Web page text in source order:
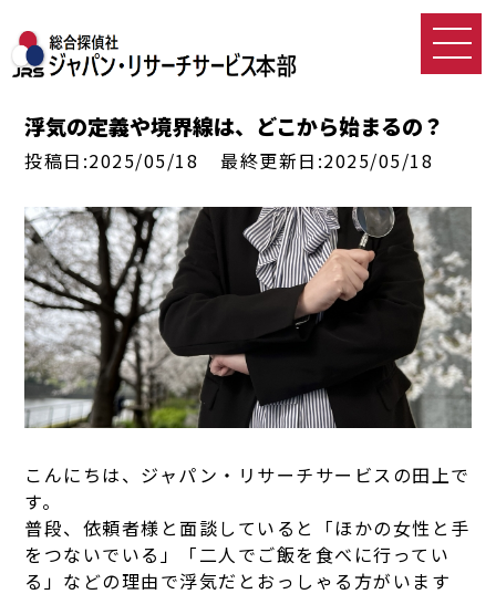
浮気の定義や境界線は、どこから始まるの？
投稿日:2025/05/18 最終更新日:2025/05/18
こんにちは、ジャパン・リサーチサービスの田上で
す。
普段、依頼者様と面談していると「ほかの女性と手
をつないでいる」「二人でご飯を食べに行ってい
る」などの理由で浮気だとおっしゃる方がいます